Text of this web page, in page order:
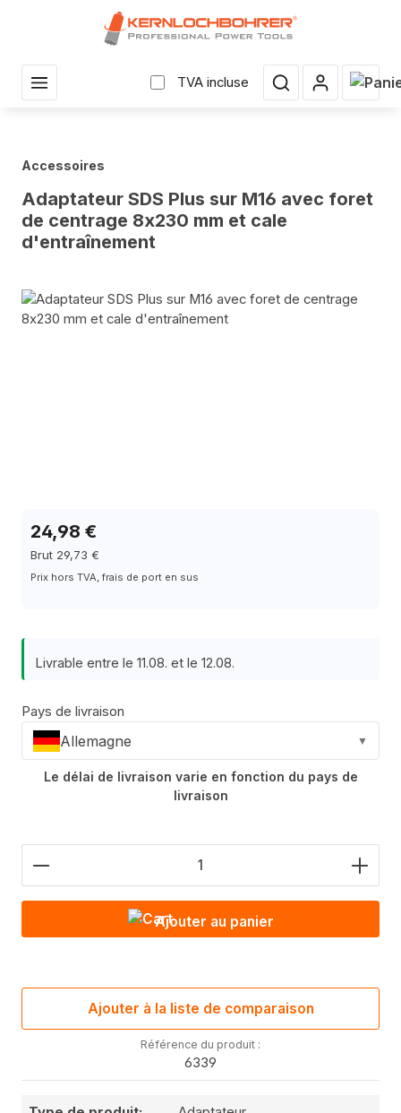
TVA incluse Le
Accessoires
Adaptateur SDS Plus sur M16 avec foret
de centrage 8x230 mm et cale
d'entraînement
Sauter la galerie d'images
24,98 €
Brut 29,73 €
Prix hors TVA, frais de port en sus
Livrable entre le 11.08. et le 12.08.
Pays de livraison
Allemagne ▼
Le délai de livraison varie en fonction du pays de
livraison
Nombre de produits : saisis la valeur souhaitée
Ajouter au panier
Ajouter à la liste de comparaison
Référence du produit :
6339